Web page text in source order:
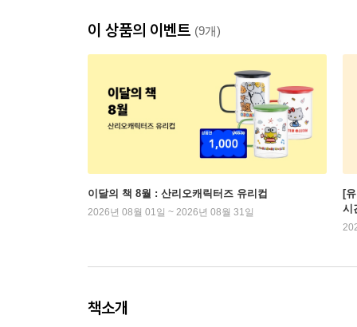
이 상품의 이벤트 (9개)
이달의 책 8월 : 산리오캐릭터즈 유리컵
2026년 08월 01일 ~ 2026년 08월 31일
[
시
책소개